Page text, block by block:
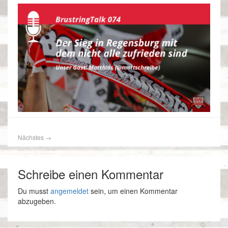
Nächstes →
Schreibe einen Kommentar
Du musst angemeldet sein, um einen Kommentar
abzugeben.